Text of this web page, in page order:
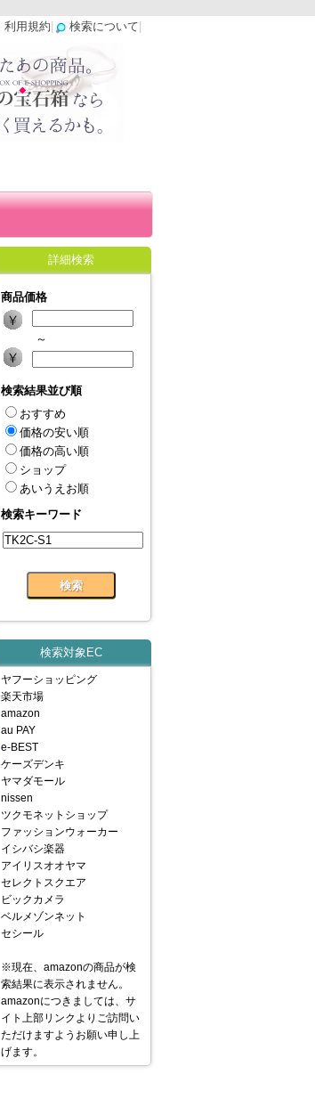
利用規約 検索について
詳細検索
商品価格
～
検索結果並び順
おすすめ
価格の安い順
価格の高い順
ショップ
あいうえお順
検索キーワード
検索対象EC
ヤフーショッピング
楽天市場
amazon
au PAY
e-BEST
ケーズデンキ
ヤマダモール
nissen
ツクモネットショップ
ファッションウォーカー
イシバシ楽器
アイリスオオヤマ
セレクトスクエア
ビックカメラ
ベルメゾンネット
セシール
※現在、amazonの商品が検
索結果に表示されません。
amazonにつきましては、サ
イト上部リンクよりご訪問い
ただけますようお願い申し上
げます。